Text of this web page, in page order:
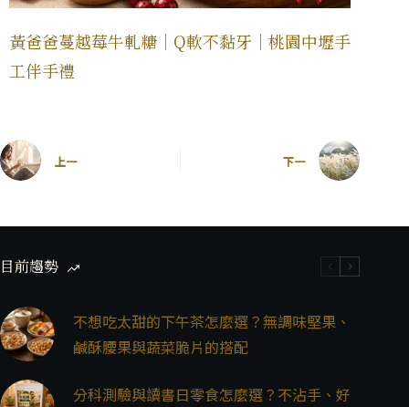
黃爸爸蔓越莓牛軋糖｜Q軟不黏牙｜桃園中壢手
工伴手禮
上一 下一
目前趨勢
不想吃太甜的下午茶怎麼選？無調味堅果、
鹹酥腰果與蔬菜脆片的搭配
分科測驗與讀書日零食怎麼選？不沾手、好